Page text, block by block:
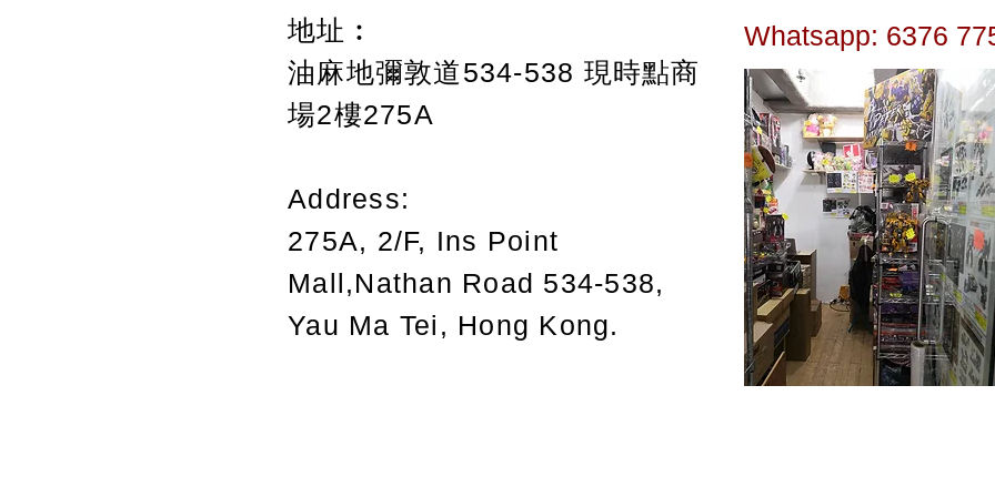
地址︰
油麻地彌敦道534-538 現時點商
場2樓275A
Address:
275A, 2/F, Ins Point
Mall,Nathan Road 534-538,
Yau Ma Tei, Hong Kong.
Whatsapp: 6376